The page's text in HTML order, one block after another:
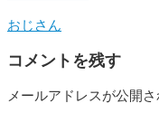
おじさん
コメントを残す
メールアドレスが公開